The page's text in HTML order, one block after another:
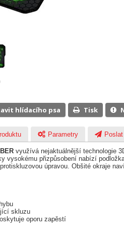
hlídacího psa Tisk
Parametry
využívá nejaktuálnější technologie
vysokému přizpůsobení nabízí
úpravou. Obšité okraje
skluzu
oporu zapěstí